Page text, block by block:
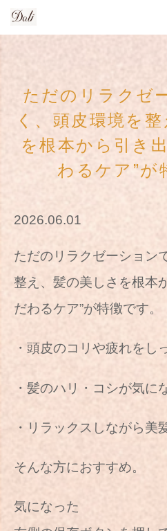
ただのリラクゼ
く、頭皮環境を
を根本から引き
わるケア”が
2026.06.01
ただのリラクゼーション
整え、髪の美しさを根本
だわるケア”が特徴です。
・頭皮のコリや疲れをし
・髪のハリ・コシが気に
・リラックスしながら美
そんな方におすすめ。
気になった